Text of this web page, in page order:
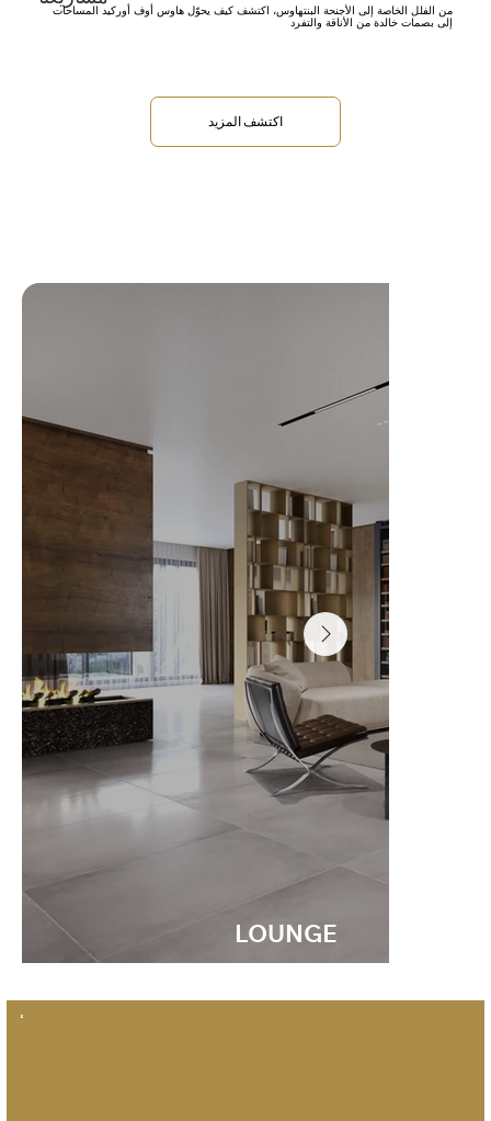
من الفلل الخاصة إلى الأجنحة البنتهاوس، اكتشف كيف يحوّل هاوس أوف أوركيد المساحات
إلى بصمات خالدة من الأناقة والتفرد
اكتشف المزيد
LOUNGE